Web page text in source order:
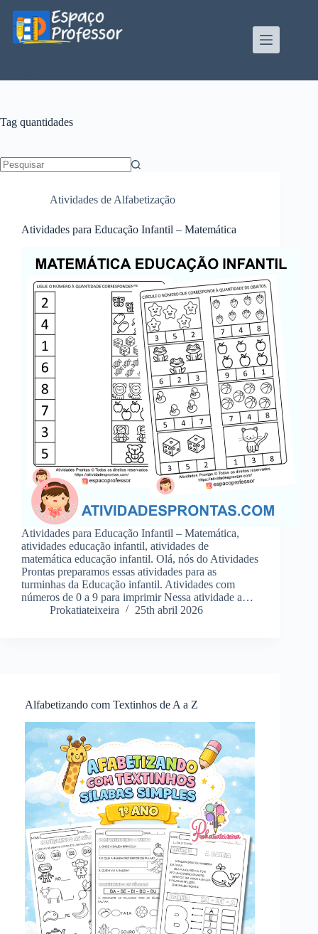
para
conteúdo
Tag quantidades
Atividades de Alfabetização
Atividades para Educação Infantil – Matemática
Atividades para Educação Infantil – Matemática,
atividades educação infantil, atividades de
matemática educação infantil. Olá, nós do Atividades
Prontas preparamos essas atividades para as
turminhas da Educação infantil. Atividades com
números de 0 a 9 para imprimir Nessa atividade a…
Prokatiateixeira
25th abril 2026
Alfabetizando com Textinhos de A a Z